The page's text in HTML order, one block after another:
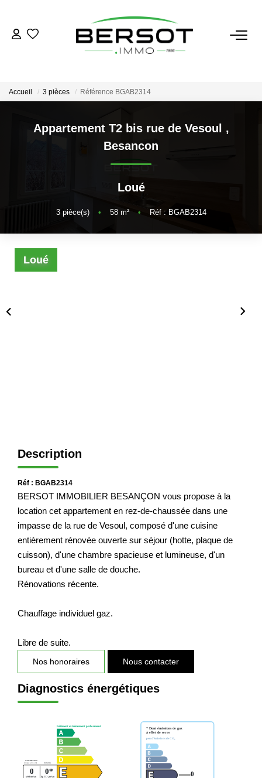
Acheter
Estimer
Vendre
Investissement
Nos Outils
Nous Rejoindre
Nos Partenaires
Nos Actualités
CONTACT
Accueil 3 pièces Référence BGAB2314
Appartement T2 bis rue de Vesoul ,
Besancon
Loué
3pièce(s) • 58m² • Réf : BGAB2314
Loué
Description
Réf : BGAB2314
BERSOT IMMOBILIER BESANÇON vous propose à la
location cet appartement en rez-de-chaussée dans une
impasse de la rue de Vesoul, composé d'une cuisine
entièrement rénovée ouverte sur séjour (hotte, plaque de
cuisson), d'une chambre spacieuse et lumineuse, d'un
bureau et d'une salle de douche.
Rénovations récente.
Chauffage individuel gaz.
Libre de suite.
Nos honoraires Nous contacter
Diagnostics énergétiques